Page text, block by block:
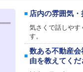
店内の雰囲気
気さくで話しやす
す。
数ある不動産
由を教えてくだ